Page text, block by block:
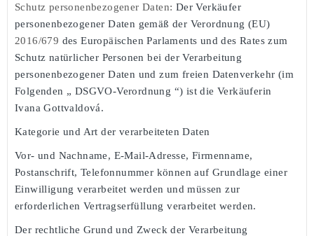
Schutz personenbezogener Daten: Der Verkäufer
personenbezogener Daten gemäß der Verordnung (EU)
2016/679 des Europäischen Parlaments und des Rates zum
Schutz natürlicher Personen bei der Verarbeitung
personenbezogener Daten und zum freien Datenverkehr (im
Folgenden „ DSGVO-Verordnung “) ist die Verkäuferin
Ivana Gottvaldová.
Kategorie und Art der verarbeiteten Daten
Vor- und Nachname, E-Mail-Adresse, Firmenname,
Postanschrift, Telefonnummer können auf Grundlage einer
Einwilligung verarbeitet werden und müssen zur
erforderlichen Vertragserfüllung verarbeitet werden.
Der rechtliche Grund und Zweck der Verarbeitung